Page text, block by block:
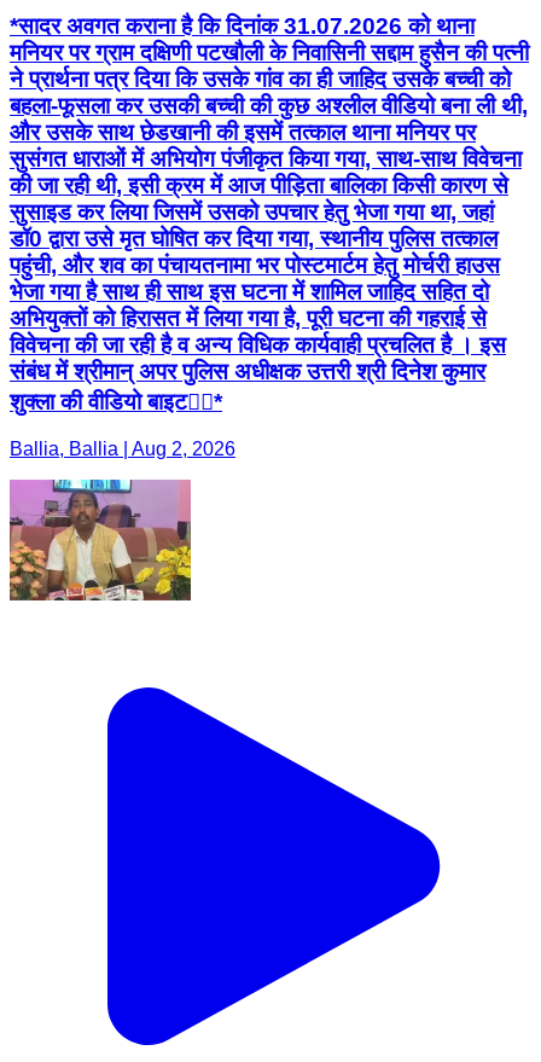
*सादर अवगत कराना है कि दिनांक 31.07.2026 को थाना
मनियर पर ग्राम दक्षिणी पटखौली के निवासिनी सद्दाम हुसैन की पत्नी
ने प्रार्थना पत्र दिया कि उसके गांव का ही जाहिद उसके बच्ची को
बहला-फूसला कर उसकी बच्ची की कुछ अश्लील वीडियो बना ली थी,
और उसके साथ छेडखानी की इसमें तत्काल थाना मनियर पर
सुसंगत धाराओं में अभियोग पंजीकृत किया गया, साथ-साथ विवेचना
की जा रही थी, इसी क्रम में आज पीड़िता बालिका किसी कारण से
सुसाइड कर लिया जिसमें उसको उपचार हेतु भेजा गया था, जहां
डॉ0 द्वारा उसे मृत घोषित कर दिया गया, स्थानीय पुलिस तत्काल
पहुंची, और शव का पंचायतनामा भर पोस्टमार्टम हेतु मोर्चरी हाउस
भेजा गया है साथ ही साथ इस घटना में शामिल जाहिद सहित दो
अभियुक्तों को हिरासत में लिया गया है, पूरी घटना की गहराई से
विवेचना की जा रही है व अन्य विधिक कार्यवाही प्रचलित है । इस
संबंध में श्रीमान् अपर पुलिस अधीक्षक उत्तरी श्री दिनेश कुमार
शुक्ला की वीडियो बाइट👇🏻*
Ballia, Ballia | Aug 2, 2026